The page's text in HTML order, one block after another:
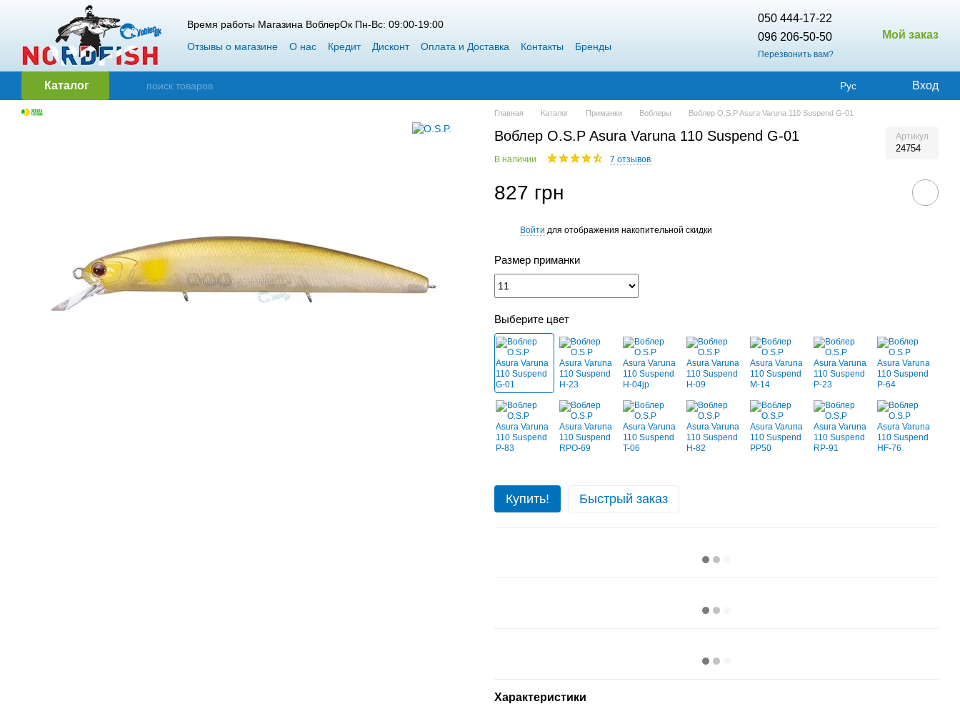
Перейти к основному контенту
Время работы Магазина ВоблерОк Пн-Вс: 09:00-19:00
Отзывы о магазине
О нас Кредит Дисконт Оплата и Доставка Контакты
Бренды
050 444-17-22
096 206-50-50
Перезвонить вам?
Мой заказ
Каталог Рус Вход
Главная Каталог Приманки Воблеры Воблер O.S.P Asura Varuna 110 Suspend G-01
Воблер O.S.P Asura Varuna 110 Suspend G-01 Артикул
24754
В наличии 7 отзывов
827 грн
Войти для отображения накопительной скидки
Размер приманки
Выберите цвет
Купить! Быстрый заказ
Характеристики